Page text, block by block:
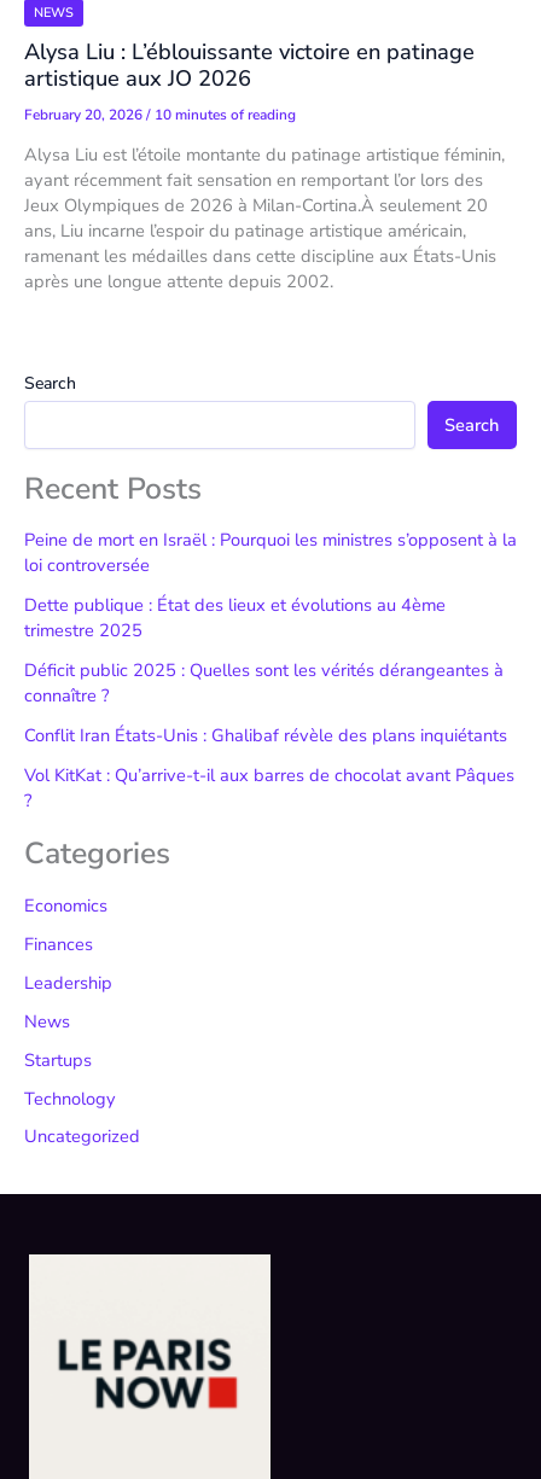
NEWS
Alysa Liu : L’éblouissante victoire en patinage
artistique aux JO 2026
February 20, 2026/ 10 minutes of reading
Alysa Liu est l’étoile montante du patinage artistique féminin,
ayant récemment fait sensation en remportant l’or lors des
Jeux Olympiques de 2026 à Milan-Cortina.À seulement 20
ans, Liu incarne l’espoir du patinage artistique américain,
ramenant les médailles dans cette discipline aux États-Unis
après une longue attente depuis 2002.
Search
Search
Recent Posts
Peine de mort en Israël : Pourquoi les ministres s’opposent à la
loi controversée
Dette publique : État des lieux et évolutions au 4ème
trimestre 2025
Déficit public 2025 : Quelles sont les vérités dérangeantes à
connaître ?
Conflit Iran États-Unis : Ghalibaf révèle des plans inquiétants
Vol KitKat : Qu’arrive-t-il aux barres de chocolat avant Pâques
?
Categories
Economics
Finances
Leadership
News
Startups
Technology
Uncategorized